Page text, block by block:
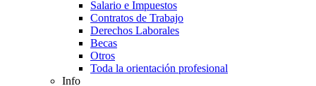
Salario e Impuestos
Contratos de Trabajo
Derechos Laborales
Becas
Otros
Toda la orientación profesional
Info